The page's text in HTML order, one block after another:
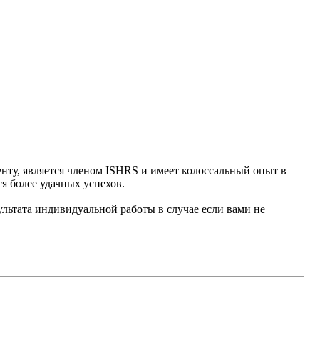
является членом ISHRS и имеет колоссальный опыт в
более удачных успехов.
индивидуальной работы в случае если вами не